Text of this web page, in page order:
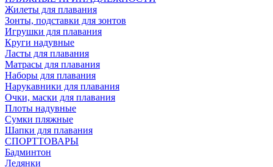
Жилеты для плавания
Зонты, подставки для зонтов
Игрушки для плавания
Круги надувные
Ласты для плавания
Матрасы для плавания
Наборы для плавания
Нарукавники для плавания
Очки, маски для плавания
Плоты надувные
Сумки пляжные
Шапки для плавания
СПОРТТОВАРЫ
Бадминтон
Ледянки